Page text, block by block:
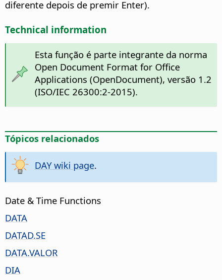
diferente depois de premir Enter).
Technical information
Esta função é parte integrante da norma
Open Document Format for Office
Applications (OpenDocument), versão 1.2
(ISO/IEC 26300:2-2015).
Tópicos relacionados
DAY wiki page.
Date & Time Functions
DATA
DATAD.SE
DATA.VALOR
DIA